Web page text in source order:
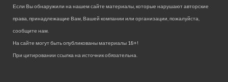
Если Вы обнаружили на нашем сайте материалы, которые нарушают авторские
права, принадлежащие Вам, Вашей компании или организации, пожалуйста,
сообщите нам.
На сайте могут быть опубликованы материалы 18+!
При цитировании ссылка на источник обязательна.